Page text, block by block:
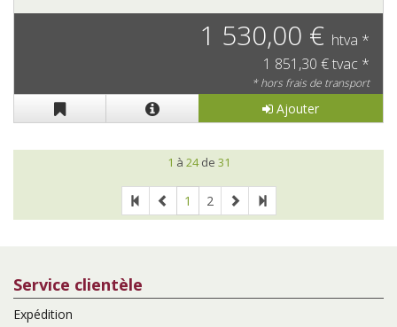
1 530,00 € htva *
1 851,30 € tvac *
* hors frais de transport
Ajouter
1 à 24de 31
1 2
Service clientèle
Expédition